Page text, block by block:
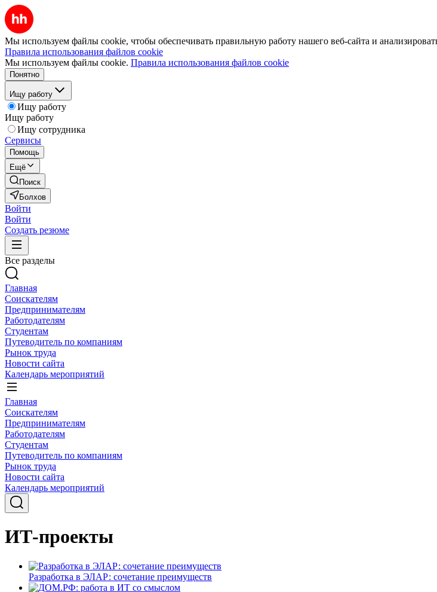
Мы используем файлы cookie, чтобы обеспечивать правильную работу нашего веб-сайта и
Правила использования файлов cookie
Мы используем файлы cookie. Правила использования файлов cookie
Понятно
Ищу работу
Ищу работу
Ищу работу
Ищу сотрудника
Сервисы
Помощь
Ещё
Поиск
Болхов
Войти
Войти
Создать резюме
Все разделы
Главная
Соискателям
Предпринимателям
Работодателям
Студентам
Путеводитель по компаниям
Рынок труда
Новости сайта
Календарь мероприятий
Главная
Соискателям
Предпринимателям
Работодателям
Студентам
Путеводитель по компаниям
Рынок труда
Новости сайта
Календарь мероприятий
ИТ-проекты
Разработка в ЭЛАР: сочетание преимуществ